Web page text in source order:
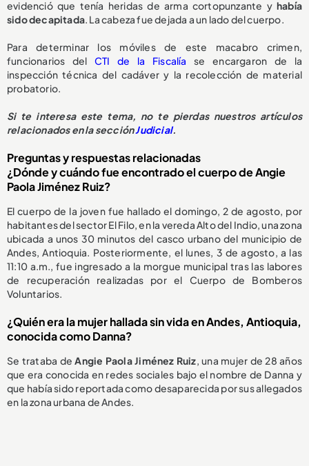
evidenció que tenía heridas de arma cortopunzante y había
sido decapitada . La cabeza fue dejada a un lado del cuerpo.
Para determinar los móviles de este macabro crimen,
funcionarios delCTI de la Fiscalía se encargaron de la
inspección técnica del cadáver y la recolección de material
probatorio.
Si te interesa este tema, no te pierdas nuestros artículos
relacionados en la sección Judicial.
Preguntas y respuestas relacionadas
¿Dónde y cuándo fue encontrado el cuerpo de Angie
Paola Jiménez Ruiz?
El cuerpo de la joven fue hallado el domingo, 2 de agosto, por
habitantes del sector El Filo, en la vereda Alto del Indio, una zona
ubicada a unos 30 minutos del casco urbano del municipio de
Andes, Antioquia. Posteriormente, el lunes, 3 de agosto, a las
11:10 a.m., fue ingresado a la morgue municipal tras las labores
de recuperación realizadas por el Cuerpo de Bomberos
Voluntarios.
¿Quién era la mujer hallada sin vida en Andes, Antioquia,
conocida como Danna?
Se trataba de Angie Paola Jiménez Ruiz , una mujer de 28 años
que era conocida en redes sociales bajo el nombre de Danna y
que había sido reportada como desaparecida por sus allegados
en la zona urbana de Andes.